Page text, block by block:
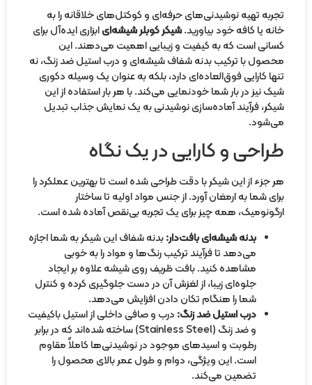
تجربه تهیه نوشیدنی‌های حرفه‌ای و کوکتل‌های خلاقانه را به
خانه یا کافه خود بیاورید.شیکر کوبلر شیشه‌ایابزاری ایده‌آل برای
کسانی است که به کیفیت و زیبایی اهمیت می‌دهند. این
محصول با ترکیب بدنه شفاف شیشه‌ای و درب استیل ضد زنگ، نه
تنها کارایی فوق‌العاده‌ای دارد، بلکه به عنوان یک وسیله دکوری
شیک نیز در بار شما خودنمایی می‌کند. با هر بار استفاده از این
شیکر، فرآیند آماده‌سازی نوشیدنی به یک نمایش جذاب تبدیل
می‌شود.
طراحی و کارایی در یک نگاه
هر جزء از این شیکر با دقت طراحی شده است تا بهترین عملکرد را
برای شما به ارمغان آورد. از جنس مواد اولیه تا ساختار
ارگونومیک، همه چیز برای یک تجربه بی‌نقص آماده شده است.
بدنه شیشه‌ای بافت‌دار:بدنه شفاف این شیکر به شما اجازه
می‌دهد تا فرآیند ترکیب رنگ‌ها و مواد را به خوبی
مشاهده کنید. بافت ظریف روی شیشه علاوه بر ایجاد
جلوه‌ای زیبا، از لغزش آن در دست جلوگیری کرده و کنترل
شما را هنگام تکان دادن افزایش می‌دهد.
درب استیل ضد زنگ:درب و صافی داخلی از استیل باکیفیت
و ضد زنگ (Stainless Steel) ساخته شده‌اند که در برابر
رطوبت و اسیدهای موجود در نوشیدنی‌ها کاملاً مقاوم
است. این ویژگی، دوام و طول عمر بالای محصول را
تضمین می‌کند.